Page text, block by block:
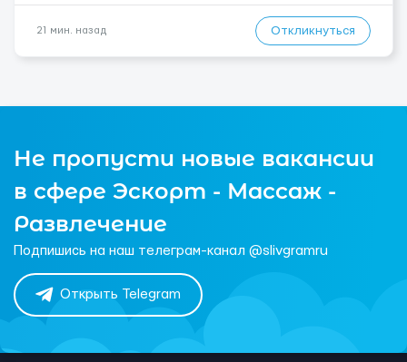
21 мин. назад Откликнуться
Не пропусти новые вакансии
в сфере Эскорт - Массаж -
Развлечение
Подпишись на наш телеграм-канал @slivgramru
Открыть Telegram